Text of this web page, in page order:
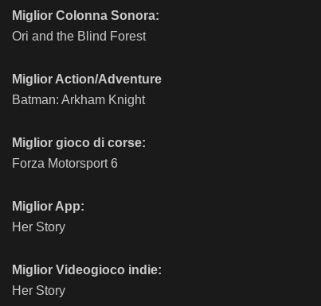
Miglior Colonna Sonora:
Ori and the Blind Forest
Miglior Action/Adventure
Batman: Arkham Knight
Miglior gioco di corse:
Forza Motorsport 6
Miglior App:
Her Story
Miglior Videogioco indie:
Her Story